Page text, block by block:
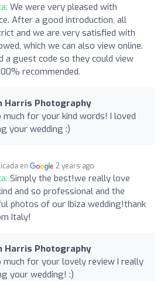
We were very pleased with
After a good introduction, all
and we are very satisfied with
which we can also view online.
a guest code so they could view
recommended.
Harris Photography
much for your kind words! I loved
your wedding :)
en 2 years ago
Simply the best!we really love
and so professional and the
photos of our Ibiza wedding!thank
Italy!
Harris Photography
much for your lovely review I really
your wedding! :)